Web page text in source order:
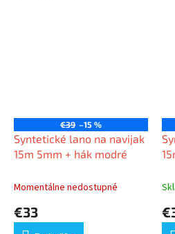
€39 –15 %
Syntetické lano na navijak
15m 5mm + hák modré
Momentálne nedostupné
€33